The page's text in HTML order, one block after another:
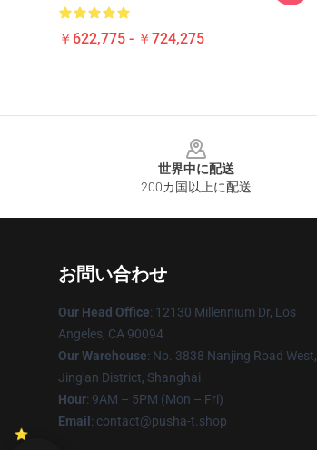
￥622,775 - ￥724,275
世界中に配送
200カ国以上に配送
お問い合わせ
Our Head Office: 12130 Millennium Dr, Los
Angeles, CA 90094
Our Warehouse: No. 3838 Nanjing Road West,
Jing'an District, Shanghai
Hour: 9AM – 5PM (Mon – Fri)
Email : contact@pusha-t.shop